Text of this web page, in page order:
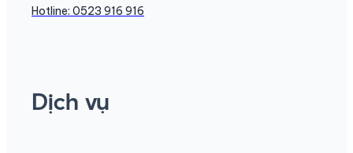
Hotline: 0523 916 916
Dịch vụ